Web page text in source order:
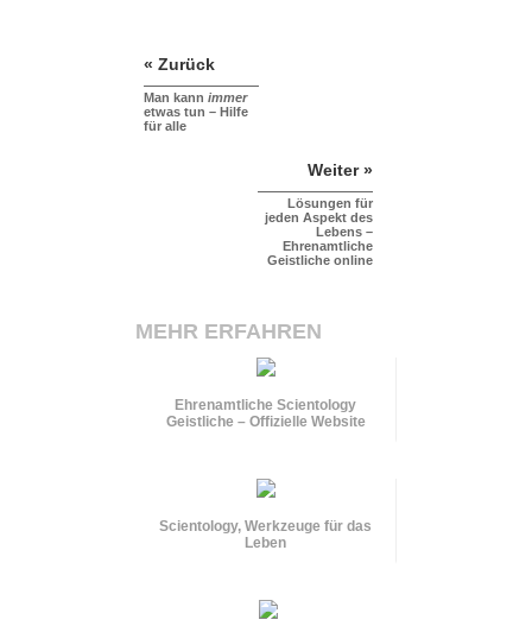
« Zurück
Man kann immer
etwas tun – Hilfe
für alle
Weiter »
Lösungen für
jeden Aspekt des
Lebens –
Ehrenamtliche
Geistliche online
MEHR ERFAHREN
Ehrenamtliche Scientology
Geistliche – Offizielle Website
Scientology, Werkzeuge für das
Leben